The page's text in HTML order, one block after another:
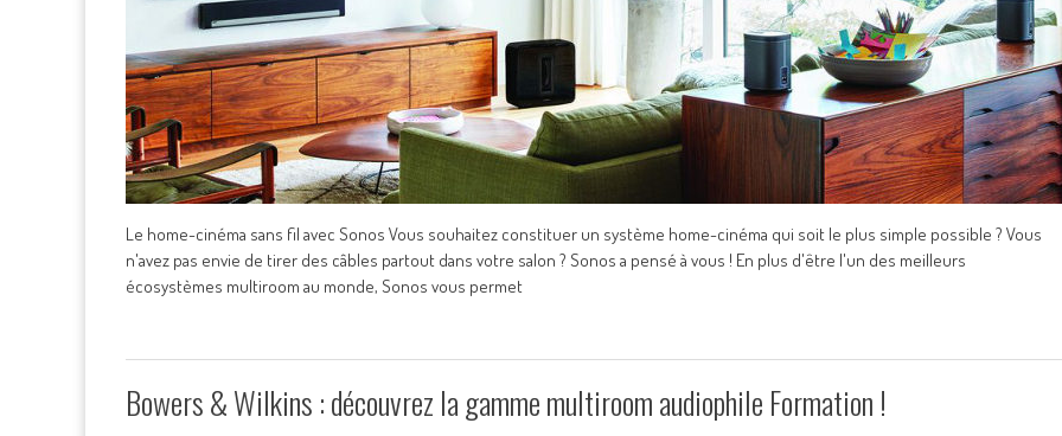
Le home-cinéma sans fil avec Sonos Vous souhaitez constituer un système home-cinéma qui soit le plus simple possible ? Vous
n'avez pas envie de tirer des câbles partout dans votre salon ? Sonos a pensé à vous ! En plus d'être l'un des meilleurs
écosystèmes multiroom au monde, Sonos vous permet
Bowers & Wilkins : découvrez la gamme multiroom audiophile Formation !